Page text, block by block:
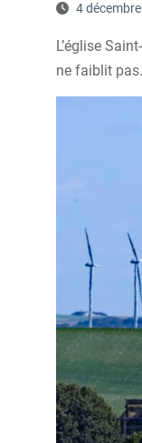
4
L’église
ne faiblit pas.